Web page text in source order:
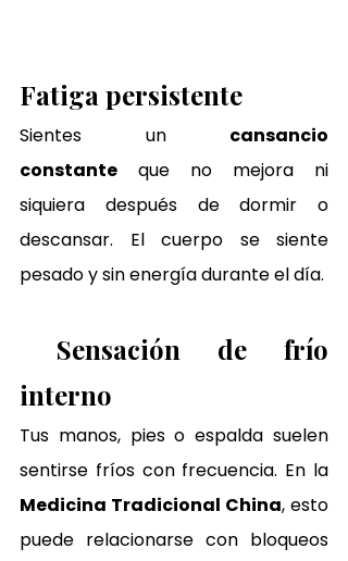
Fatiga persistente
Sientes un cansancio
constante que no mejora ni
siquiera después de dormir o
descansar. El cuerpo se siente
pesado y sin energía durante el día.
Sensación de frío
interno
Tus manos, pies o espalda suelen
Medicina Tradicional China, esto
puede relacionarse con bloqueos